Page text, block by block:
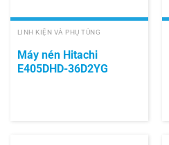
LINH KIỆN VÀ PHỤ TÙNG
Máy nén Hitachi
E405DHD-36D2YG